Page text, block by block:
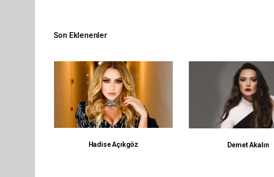
Son Eklenenler
Hadise Açıkgöz Demet Akalın